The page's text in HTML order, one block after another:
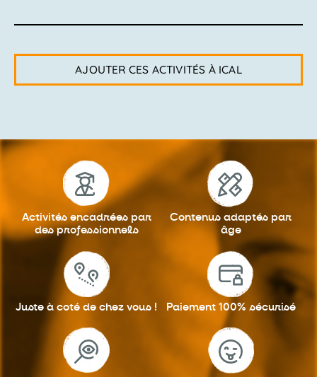
AJOUTER CES ACTIVITÉS À ICAL
Activités encadrées par
des professionnels
Contenus adaptés par
âge
Juste à coté de chez vous ! Paiement 100% sécurisé